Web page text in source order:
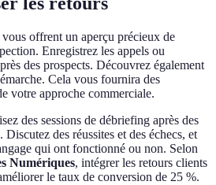
vous offrent un aperçu précieux de
Enregistrez les appels ou
des prospects. Découvrez également
Cela vous fournira des
votre approche commerciale.
des sessions de débriefing après des
des réussites et des échecs, et
qui ont fonctionné ou non. Selon
Numériques, intégrer les retours clients
le taux de conversion de 25 %.